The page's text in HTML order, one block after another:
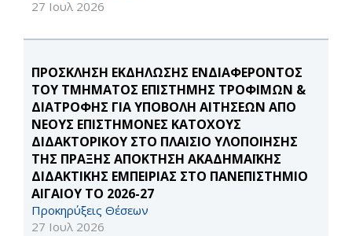
27 Ιουλ 2026
ΠΡΟΣΚΛΗΣΗ ΕΚΔΗΛΩΣΗΣ ΕΝΔΙΑΦΕΡΟΝΤΟΣ
ΤΟΥ ΤΜΗΜΑΤΟΣ ΕΠΙΣΤΗΜΗΣ ΤΡΟΦΙΜΩΝ &
ΔΙΑΤΡΟΦΗΣ ΓΙΑ ΥΠΟΒΟΛΗ ΑΙΤΗΣΕΩΝ ΑΠΟ
ΝΕΟΥΣ ΕΠΙΣΤΗΜΟΝΕΣ ΚΑΤΟΧΟΥΣ
ΔΙΔΑΚΤΟΡΙΚΟΥ ΣΤΟ ΠΛΑΙΣΙΟ ΥΛΟΠΟΙΗΣΗΣ
ΤΗΣ ΠΡΑΞΗΣ ΑΠΟΚΤΗΣΗ ΑΚΑΔΗΜΑΪΚΗΣ
ΔΙΔΑΚΤΙΚΗΣ ΕΜΠΕΙΡΙΑΣ ΣΤΟ ΠΑΝΕΠΙΣΤΗΜΙΟ
ΑΙΓΑΙΟΥ ΤΟ 2026-27
Προκηρύξεις Θέσεων
27 Ιουλ 2026